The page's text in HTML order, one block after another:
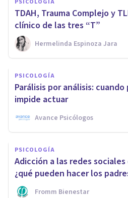
PSICOLOGÍA
TDAH, Trauma Complejo y
clínico de las tres “T”
Hermelinda Espinoza Jara
PSICOLOGÍA
Parálisis por análisis:
impide actuar
Avance Psicólogos
PSICOLOGÍA
Adicción a las redes
¿qué pueden hacer los
Fromm Bienestar